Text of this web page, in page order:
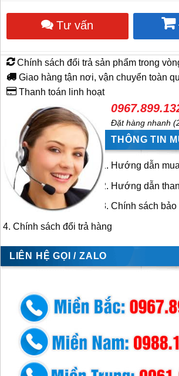
Superlite
số
lượng
Tư vấn
Chính sách đổi trả sản phẩm trong
Giao hàng tận nơi, vận chuyển toàn
Thanh toán linh hoạt
Đặt hàng nhanh
THÔNG TIN
Hướng dẫn
Hướng dẫn
Chính sách bảo
Chính sách đổi trả hàng
LIÊN HỆ GỌI / ZALO